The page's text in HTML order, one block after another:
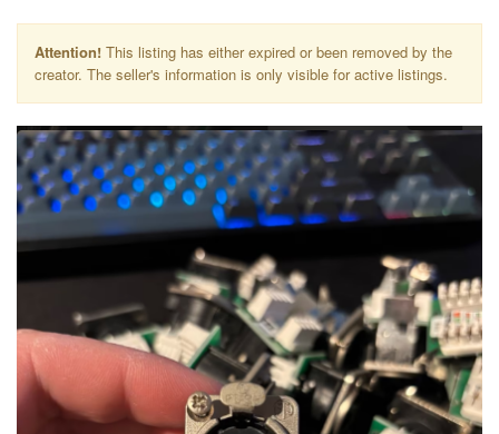
Attention! This listing has either expired or been removed by the
creator. The seller's information is only visible for active listings.